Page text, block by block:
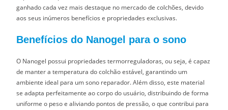
ganhado cada vez mais destaque no mercado de colchões, devido
aos seus inúmeros benefícios e propriedades exclusivas.
Benefícios do Nanogel para o sono
O Nanogel possui propriedades termorreguladoras, ou seja, é capaz
de manter a temperatura do colchão estável, garantindo um
ambiente ideal para um sono reparador. Além disso, este material
se adapta perfeitamente ao corpo do usuário, distribuindo de forma
uniforme o peso e aliviando pontos de pressão, o que contribui para